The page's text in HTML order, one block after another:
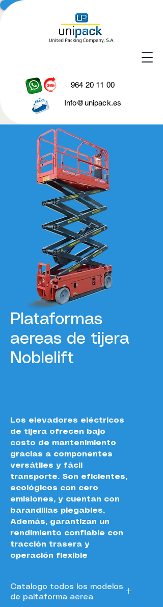
964 20 11 00
Info@unipack.es
Plataformas
aereas de tijera
Noblelift
Los elevadores eléctricos
de tijera ofrecen bajo
costo de mantenimiento
gracias a componentes
versátiles y fácil
transporte. Son eficientes,
ecológicos con cero
emisiones, y cuentan con
barandillas plegables.
Además, garantizan un
rendimiento confiable con
tracción trasera y
operación flexible
Catalogo todos los modelos
de paltaforma aerea